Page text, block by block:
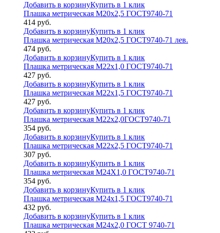
Добавить в корзинуКупить в 1 клик
Плашка метрическая М20х2,5 ГОСТ9740-71
414 руб.
Добавить в корзинуКупить в 1 клик
Плашка метрическая М20х2,5 ГОСТ9740-71 лев.
474 руб.
Добавить в корзинуКупить в 1 клик
Плашка метрическая М22х1,0 ГОСТ9740-71
427 руб.
Добавить в корзинуКупить в 1 клик
Плашка метрическая М22х1,5 ГОСТ9740-71
427 руб.
Добавить в корзинуКупить в 1 клик
Плашка метрическая М22х2,0ГОСТ9740-71
354 руб.
Добавить в корзинуКупить в 1 клик
Плашка метрическая М22х2,5 ГОСТ9740-71
307 руб.
Добавить в корзинуКупить в 1 клик
Плашка метрическая М24Х1,0 ГОСТ9740-71
354 руб.
Добавить в корзинуКупить в 1 клик
Плашка метрическая М24х1,5 ГОСТ9740-71
432 руб.
Добавить в корзинуКупить в 1 клик
Плашка метрическая М24х2,0 ГОСТ 9740-71